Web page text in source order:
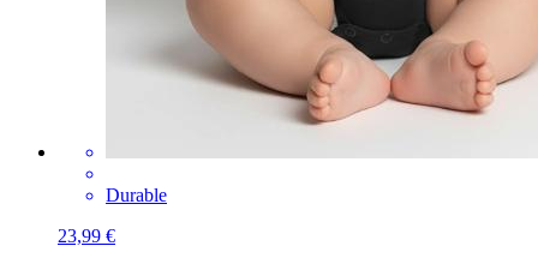
Durable
23,99 €